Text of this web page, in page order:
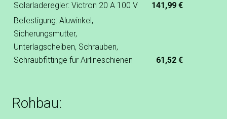
Solarladeregler: Victron 20 A 100 V
141,99 €
Befestigung: Aluwinkel,
Sicherungsmutter,
Unterlagscheiben, Schrauben,
Schraubfittinge für Airlineschienen
61,52 €
Rohbau: